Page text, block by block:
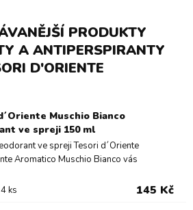
PRODUKTY
A ANTIPERSPIRANTY
D'ORIENTE
Muschio Bianco
ve spreji 150 ml
ve spreji Tesori d´Oriente
Aromatico Muschio Bianco vás
ks
145 Kč